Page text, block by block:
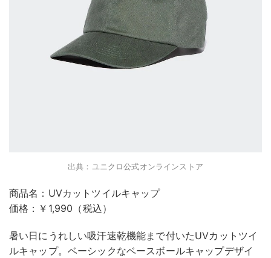
出典：ユニクロ公式オンラインストア
商品名：UVカットツイルキャップ
価格：￥1,990（税込）
暑い日にうれしい吸汗速乾機能まで付いたUVカットツイ
ルキャップ。ベーシックなベースボールキャップデザイ